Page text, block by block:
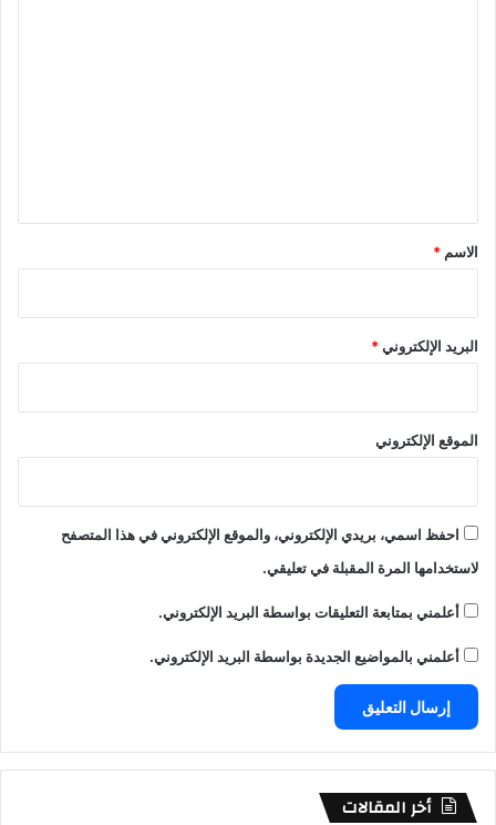
*
الاسم *
البريد الإلكتروني*
الموقع الإلكتروني
احفظ اسمي، بريدي الإلكتروني، والموقع الإلكتروني في هذا المتصفح
لاستخدامها المرة المقبلة في تعليقي.
أعلمني بمتابعة التعليقات بواسطة البريد الإلكتروني.
أعلمني بالمواضيع الجديدة بواسطة البريد الإلكتروني.
أخر المقالات